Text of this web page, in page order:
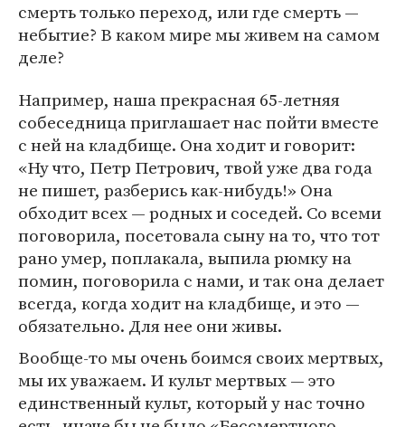
смерть только переход, или где смерть —
небытие? В каком мире мы живем на самом
деле?
Например, наша прекрасная 65-летняя
собеседница приглашает нас пойти вместе
с ней на кладбище. Она ходит и говорит:
«Ну что, Петр Петрович, твой уже два года
не пишет, разберись как-нибудь!» Она
обходит всех — родных и соседей. Со всеми
поговорила, посетовала сыну на то, что тот
рано умер, поплакала, выпила рюмку на
помин, поговорила с нами, и так она делает
всегда, когда ходит на кладбище, и это —
обязательно. Для нее они живы.
Вообще-то мы очень боимся своих мертвых,
мы их уважаем. И культ мертвых — это
единственный культ, который у нас точно